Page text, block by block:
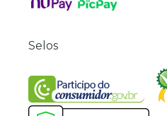
Selos